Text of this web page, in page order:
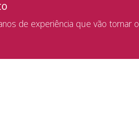
de experiência que vão tornar o